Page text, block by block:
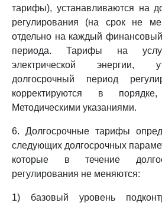
тарифы), устанавливаются на
регулирования (на срок не
отдельно на каждый финансовый
периода. Тарифы на
электрической энергии,
долгосрочный период
корректируются в порядке,
Методическими указаниями.
6. Долгосрочные тарифы
следующих долгосрочных
которые в течение
регулирования не меняются:
1) базовый уровень